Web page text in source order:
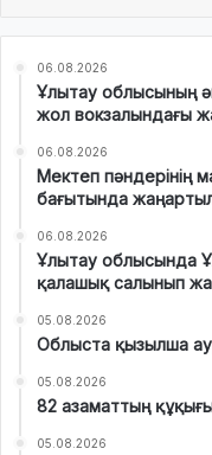
06.08.2026
Ұлытау облысының
жол вокзалындағы
06.08.2026
Мектеп пәндерінің
бағытында
06.08.2026
Ұлытау облысында
қалашық салынып
05.08.2026
Облыста қызылша
05.08.2026
82 азаматтың құқығы
05.08.2026